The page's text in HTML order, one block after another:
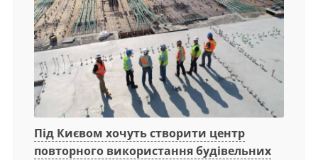
Під Києвом хочуть створити центр
повторного використання будівельних